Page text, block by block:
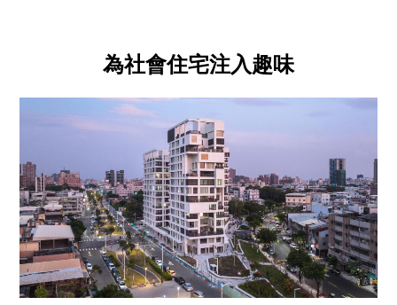
為社會住宅注入趣味